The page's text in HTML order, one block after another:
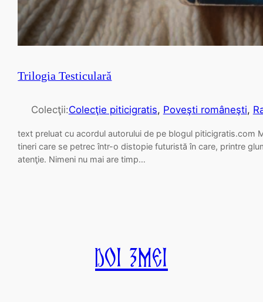
Trilogia Testiculară
Colecţii:Colecţie piticigratis, Poveşti româneşti,
text preluat cu acordul autorului de pe blogul piticigratis.com
tineri care se petrec într-o distopie futuristă în care, printre
atenţie. Nimeni nu mai are timp…
Doi Zmei